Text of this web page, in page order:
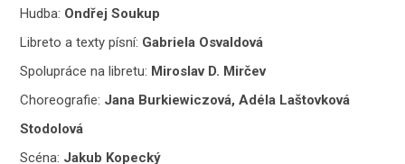
Hudba: Ondřej Soukup
Libreto a texty písní: Gabriela Osvaldová
Spolupráce na libretu: Miroslav D. Mirčev
Choreografie: Jana Burkiewiczová, Adéla Laštovková
Stodolová
Scéna: Jakub Kopecký